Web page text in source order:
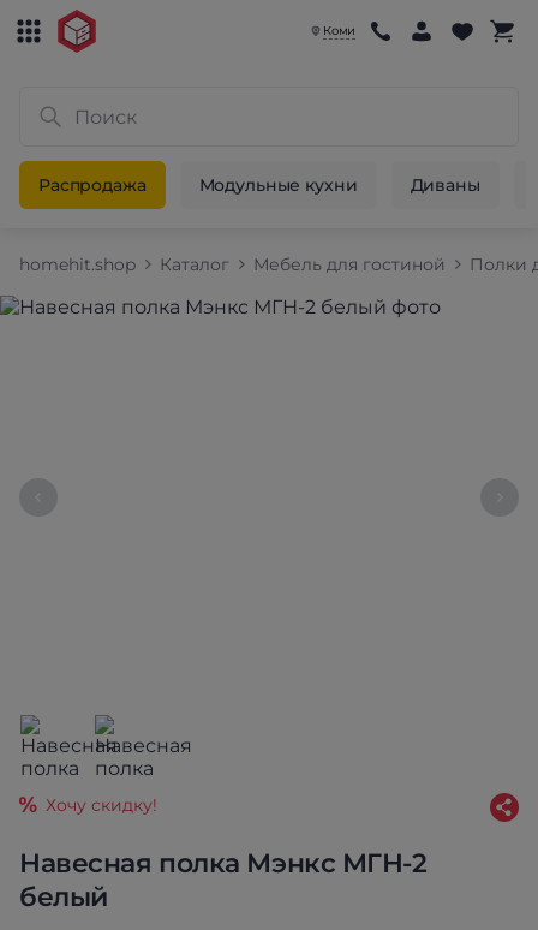
Коми
Распродажа Модульные кухни Диваны
homehit.shop Каталог Мебель для гостиной Полки
Навесная полка Мэнкс МГН-2
белый
Хочу скидку!